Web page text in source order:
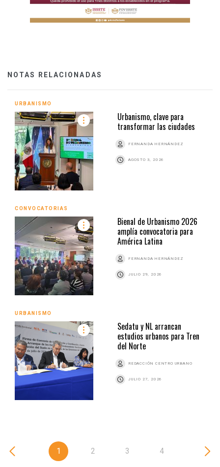
NOTAS RELACIONADAS
URBANISMO
Urbanismo, clave para
transformar las ciudades
FERNANDA HERNÁNDEZ
AGOSTO 3, 2026
CONVOCATORIAS
Bienal de Urbanismo 2026
amplía convocatoria para
América Latina
FERNANDA HERNÁNDEZ
JULIO 29, 2026
URBANISMO
Sedatu y NL arrancan
estudios urbanos para Tren
del Norte
REDACCIÓN CENTRO URBANO
JULIO 27, 2026
1 2 3 4